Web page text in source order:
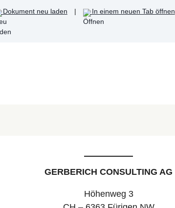
Dokument neu laden | In einem neuen Tab öffnen
GERBERICH CONSULTING AG
Höhenweg 3